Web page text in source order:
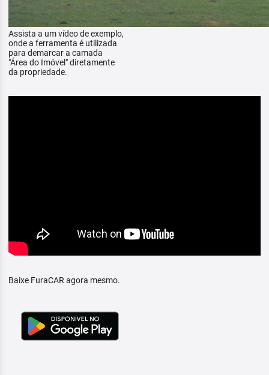
Assista a um vídeo de exemplo,
onde a ferramenta é utilizada
para demarcar a camada
"Área do Imóvel" diretamente
da propriedade.
Baixe FuraCAR agora mesmo.